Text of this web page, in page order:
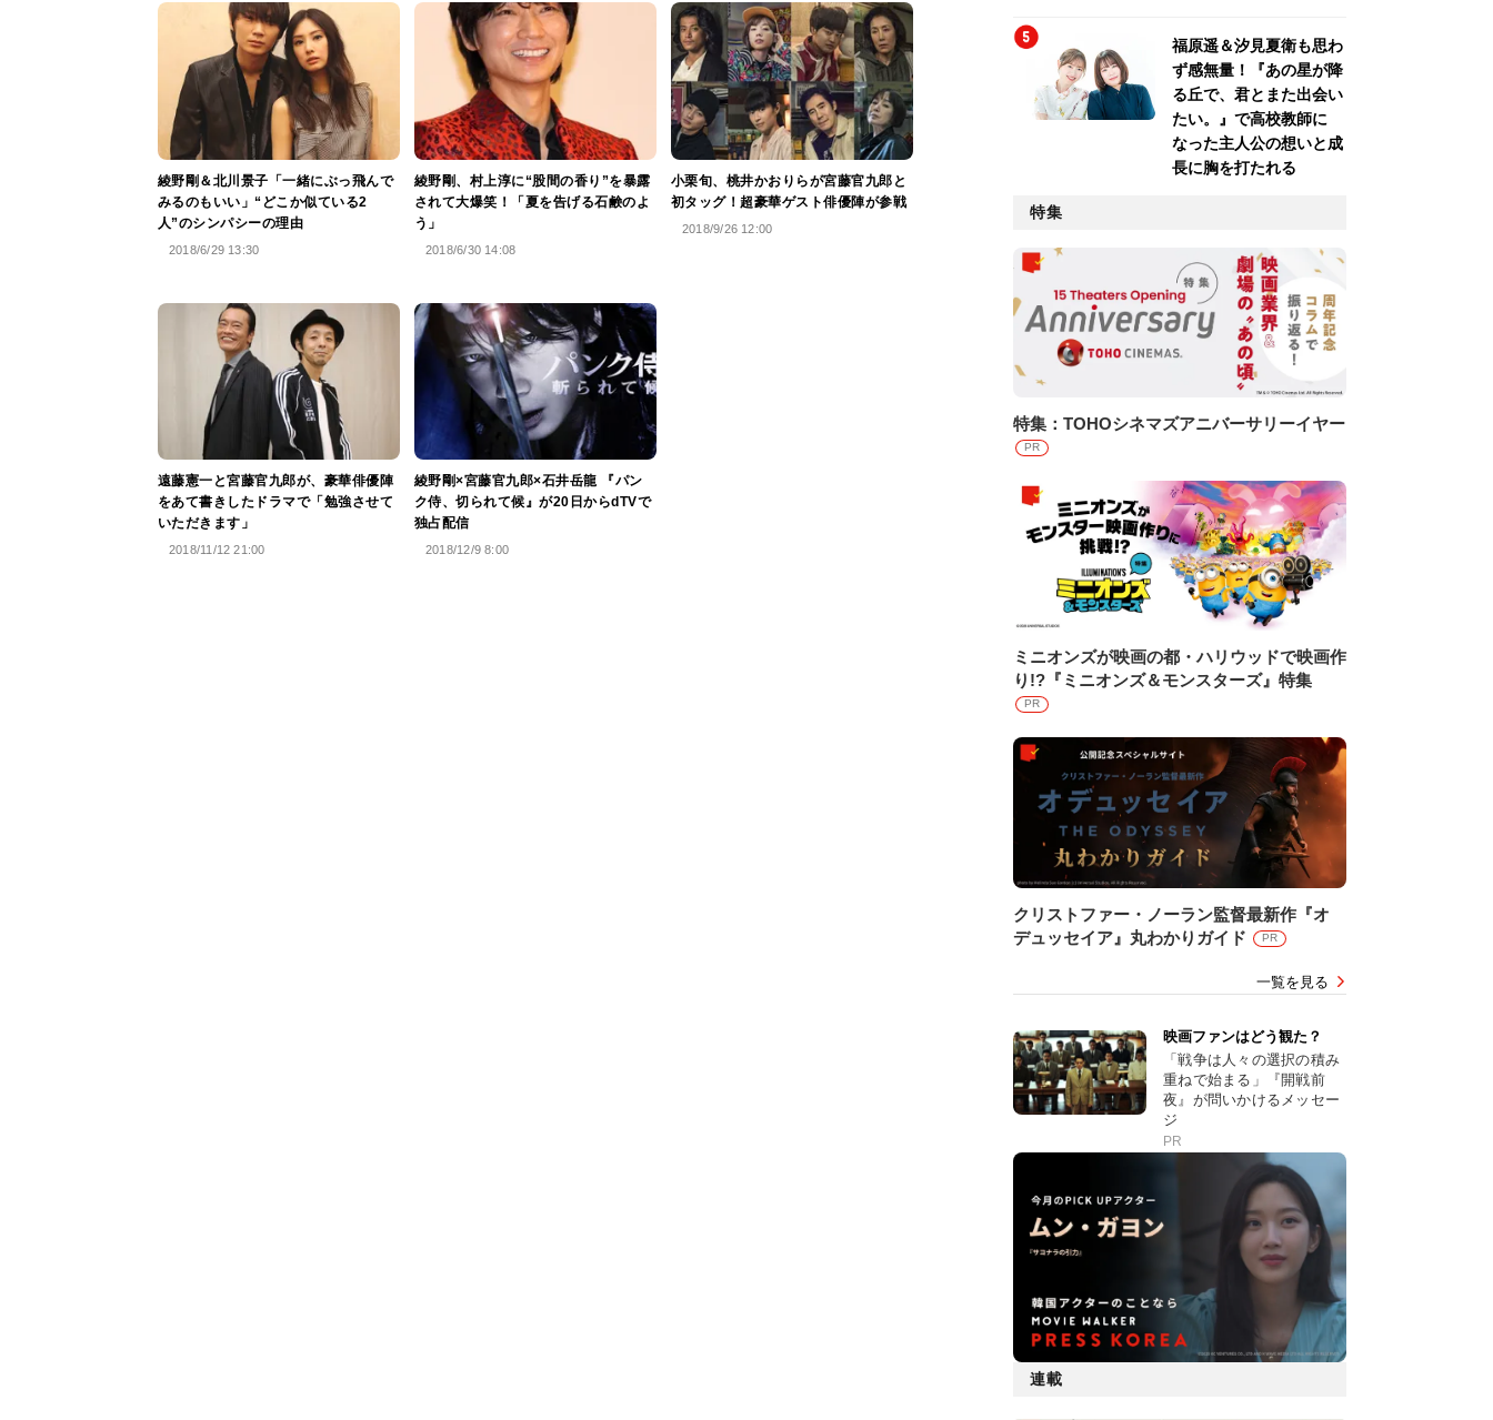
綾野剛＆北川景子「一緒にぶっ飛んで
みるのもいい」“どこか似ている2
人”のシンパシーの理由
2018/6/29 13:30
綾野剛、村上淳に“股間の香り”を暴露
されて大爆笑！「夏を告げる石鹸のよ
う」
2018/6/30 14:08
小栗旬、桃井かおりらが宮藤官九郎と
初タッグ！超豪華ゲスト俳優陣が参戦
2018/9/26 12:00
遠藤憲一と宮藤官九郎が、豪華俳優陣
をあて書きしたドラマで「勉強させて
いただきます」
2018/11/12 21:00
綾野剛×宮藤官九郎×石井岳龍 『パン
ク侍、切られて候』が20日からdTVで
独占配信
2018/12/9 8:00
福原遥＆汐見夏衛も思わ
ず感無量！『あの星が降
る丘で、君とまた出会い
たい。』で高校教師に
なった主人公の想いと成
長に胸を打たれる
特集
特集：TOHOシネマズアニバーサリーイヤー
PR
ミニオンズが映画の都・ハリウッドで映画作
り!?『ミニオンズ＆モンスターズ』特集
PR
クリストファー・ノーラン監督最新作『オ
デュッセイア』丸わかりガイド
PR
一覧を見る
映画ファンはどう観た？
「戦争は人々の選択の積み
重ねで始まる」『開戦前
夜』が問いかけるメッセー
ジ
PR
連載